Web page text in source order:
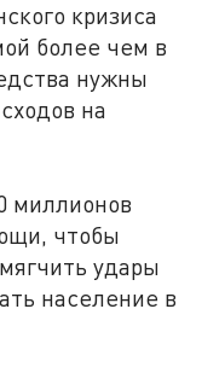
кризиса
более чем в
нужны
на
миллионов
чтобы
удары
население в